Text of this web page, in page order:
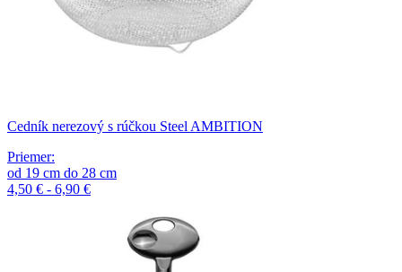
Cedník nerezový s rúčkou Steel AMBITION
Priemer:
od 19 cm do 28 cm
4,50 € - 6,90 €